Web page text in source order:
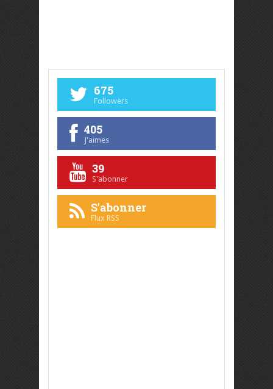
675
Followers
405
J'aimes
39
S'abonner
S'abonner
Flux RSS